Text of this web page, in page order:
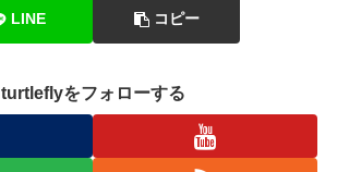
LINE コピー
turtleflyをフォローする